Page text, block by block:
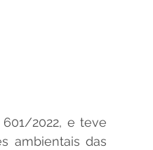
2022, e teve
ambientais das